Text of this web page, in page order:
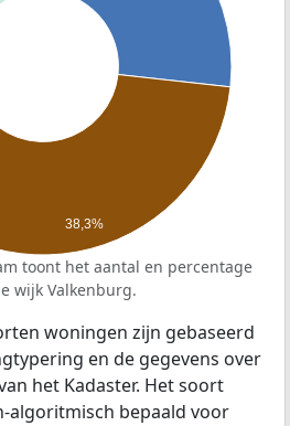
38,3%
toont het aantal en percentage
wijk Valkenburg.
woningen zijn gebaseerd
en de gegevens over
het Kadaster. Het soort
algoritmisch bepaald voor